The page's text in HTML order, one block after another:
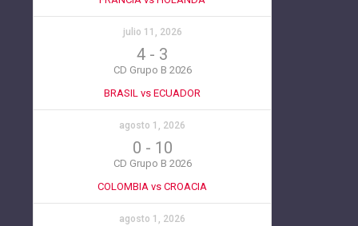
julio 11, 2026
4 - 3
CD Grupo B 2026
BRASIL vs ECUADOR
agosto 1, 2026
0 - 10
CD Grupo B 2026
COLOMBIA vs CROACIA
agosto 1, 2026